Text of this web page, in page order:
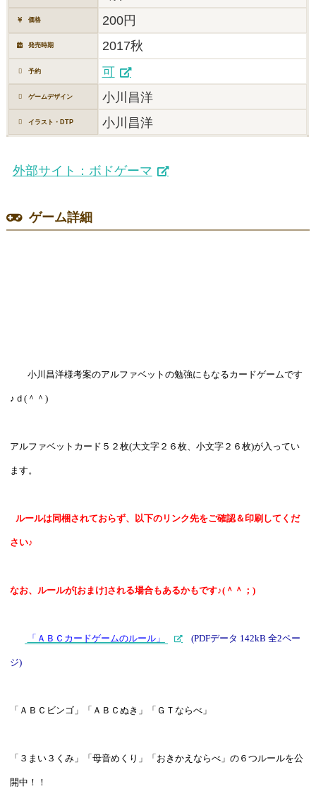
価格 200円
発売時期 2017秋
予約 可
ゲームデザイン 小川昌洋
イラスト・DTP 小川昌洋
外部サイト：ボドゲーマ
ゲーム詳細
小川昌洋様考案のアルファベットの勉強にもなるカードゲームです
♪ｄ(＾＾)
アルファベットカード５２枚(大文字２６枚、小文字２６枚)が入ってい
ます。
ルールは同梱されておらず、以下のリンク先をご確認＆印刷してくだ
さい♪
なお、ルールが[おまけ]される場合もあるかもです♪(＾＾；)
「ＡＢＣカードゲームのルール」 (PDFデータ 142kB 全2ペー
ジ)
「ＡＢＣビンゴ」「ＡＢＣぬき」「ＧＴならべ」
「３まい３くみ」「母音めくり」「おきかえならべ」の６つルールを公
開中！！